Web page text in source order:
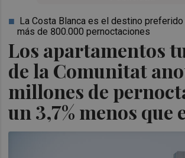
Los apartamentos
de la Comunitat
millones de
un 3,7% menos que
La Costa Blanca es el destino preferido
más de 800.000 pernoctaciones